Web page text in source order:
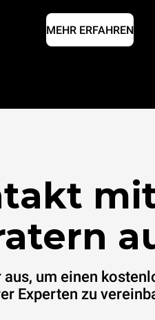
MEHR ERFAHREN
um einen
Experten zu